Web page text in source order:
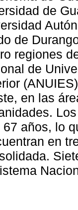
de
de
regiones
de
en las
años, lo
en